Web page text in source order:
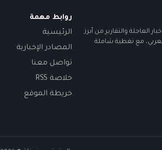
العاجلة والتقارير من أبرز
العربي، مع تغطية شاملة
روابط مهمة
الرئيسية
المصادر الإخبارية
تواصل معنا
خلاصة RSS
خريطة الموقع